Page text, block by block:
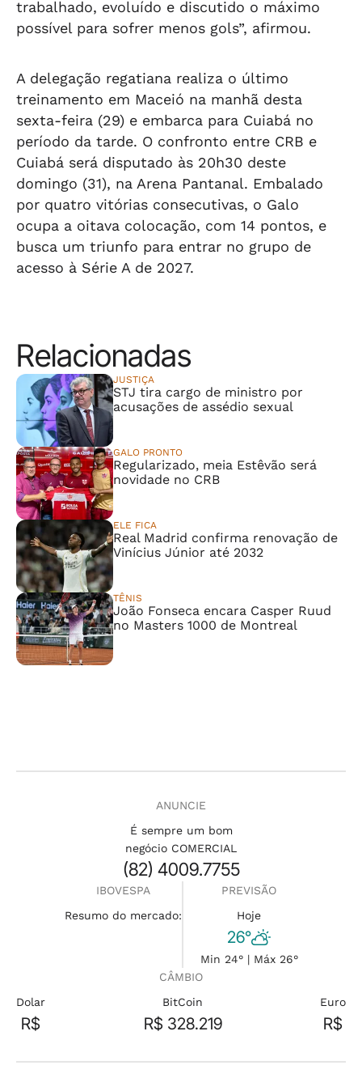
trabalhado, evoluído e discutido o máximo
possível para sofrer menos gols”, afirmou.
A delegação regatiana realiza o último
treinamento em Maceió na manhã desta
sexta-feira (29) e embarca para Cuiabá no
período da tarde. O confronto entre CRB e
Cuiabá será disputado às 20h30 deste
domingo (31), na Arena Pantanal. Embalado
por quatro vitórias consecutivas, o Galo
ocupa a oitava colocação, com 14 pontos, e
busca um triunfo para entrar no grupo de
acesso à Série A de 2027.
Relacionadas
JUSTIÇA
STJ tira cargo de ministro por
acusações de assédio sexual
GALO PRONTO
Regularizado, meia Estêvão será
novidade no CRB
ELE FICA
Real Madrid confirma renovação de
Vinícius Júnior até 2032
TÊNIS
João Fonseca encara Casper Ruud
no Masters 1000 de Montreal
ANUNCIE
É sempre um bom
negócio COMERCIAL
(82) 4009.7755
IBOVESPA
Resumo do mercado:
PREVISÃO
Hoje
26°
Min 24° | Máx 26°
CÂMBIO
Dolar
R$
BitCoin
R$ 328.219
Euro
R$